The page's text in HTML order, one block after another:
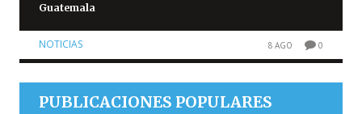
Guatemala
NOTICIAS 8 AGO 0
PUBLICACIONES POPULARES